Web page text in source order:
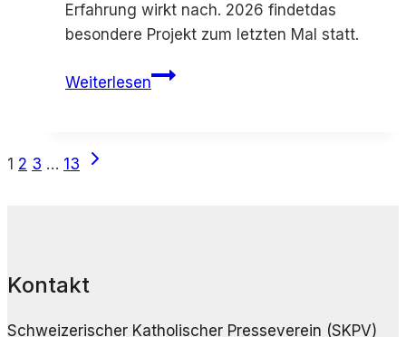
Erfahrung wirkt nach. 2026 findetdas
besondere Projekt zum letzten Mal statt.
WeiterlesenFreiheit
Seitennavigation
1 2 3 … 13
Nächste
Kontakt
Schweizerischer Katholischer Presseverein (SKPV)